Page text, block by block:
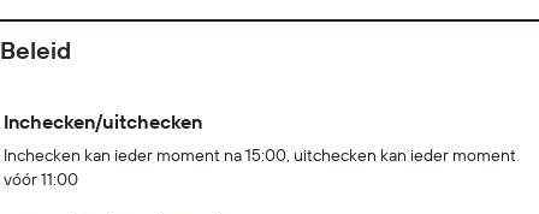
Beleid
Inchecken/uitchecken
Inchecken kan ieder moment na 15:00, uitchecken kan ieder moment
vóór 11:00